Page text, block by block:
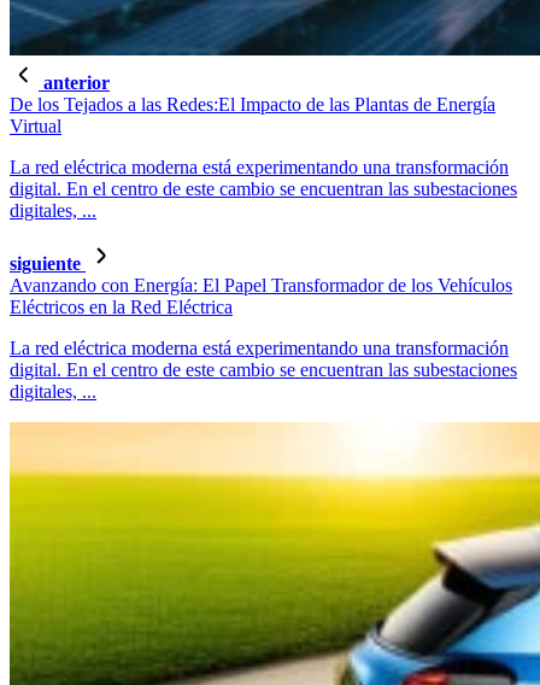
anterior
De los Tejados a las Redes:El Impacto de las Plantas de Energía
Virtual
La red eléctrica moderna está experimentando una transformación
digital. En el centro de este cambio se encuentran las subestaciones
digitales, ...
siguiente
Avanzando con Energía: El Papel Transformador de los Vehículos
Eléctricos en la Red Eléctrica
La red eléctrica moderna está experimentando una transformación
digital. En el centro de este cambio se encuentran las subestaciones
digitales, ...